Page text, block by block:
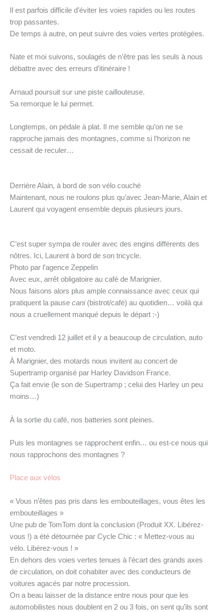
Il est parfois difficile d’éviter les voies rapides ou les routes
trop passantes.
De temps à autre, on peut suivre des voies vertes protégées.
Nate et moi suivons, soulagés de n’être pas les seuls à nous
débattre avec des erreurs d’itinéraire !
Arnaud poursuit sur une piste caillouteuse.
Sa remorque le lui permet.
Longtemps, on pédale à plat. Il me semble qu’on ne se
rapproche jamais des montagnes, comme si l’horizon ne
cessait de reculer…
Derrière Alain, à bord de son vélo couché
Maintenant, nous ne roulons plus qu’avec Jean-Marie, Alain et
Laurent qui voyagent ensemble depuis plusieurs jours.
C’est super sympa de rouler avec des engins différents des
nôtres. Ici, Laurent à bord de son tricycle.
Photo par l’agence Zeppelin
Avec eux, arrêt obligatoire au café de Marignier.
Nous faisons alors plus ample connaissance avec ceux qui
pratiquent la pause cani(bistrot/café) au quotidien… voilà qui
nous a cruellement manqué depuis le départ :-)
C’est vendredi 12 juillet et il y a beaucoup de circulation, auto
et moto.
À Marignier, des motards nous invitent au concert de
Supertramp organisé par Harley Davidson France.
Ça fait envie (le son de Supertramp ; celui des Harley un peu
moins…)
À la sortie du café, nos batteries sont pleines.
Puis les montagnes se rapprochent enfin… ou est-ce nous qui
nous rapprochons des montagnes ?
Place aux vélos
« Vous n’êtes pas pris dans les embouteillages, vous êtes les
embouteillages »
Une pub de TomTom dont la conclusion (Produit XX. Libérez-
vous !) a été détournée par Cycle Chic : « Mettez-vous au
vélo. Libérez-vous ! »
En dehors des voies vertes tenues à l’écart des grands axes
de circulation, on doit cohabiter avec des conducteurs de
voitures agacés par notre procession.
On a beau laisser de la distance entre nous pour que les
automobilistes nous doublent en 2 ou 3 fois, on sent qu’ils sont